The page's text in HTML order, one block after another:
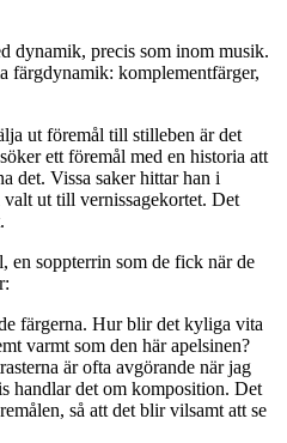
dynamik, precis som inom musik.
färgdynamik: komplementfärger,
ut föremål till stilleben är det
ett föremål med en historia att
det. Vissa saker hittar han i
ut till vernissagekortet. Det
en soppterrin som de fick när de
färgerna. Hur blir det kyliga vita
varmt som den här apelsinen?
är ofta avgörande när jag
handlar det om komposition. Det
så att det blir vilsamt att se